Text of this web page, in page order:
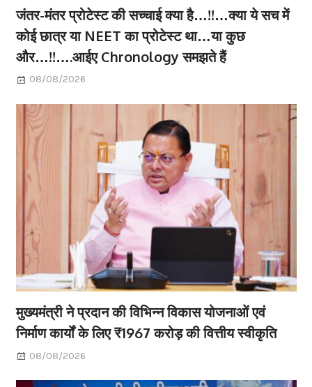
जंतर-मंतर प्रोटेस्ट की सच्चाई क्या है…!!…क्या ये सच में
कोई छात्र या NEET का प्रोटेस्ट था…या कुछ
और…!!….आईए Chronology समझते हैं
08/08/2026
मुख्यमंत्री ने प्रदान की विभिन्न विकास योजनाओं एवं
निर्माण कार्यों के लिए ₹1967 करोड़ की वित्तीय स्वीकृति
08/08/2026